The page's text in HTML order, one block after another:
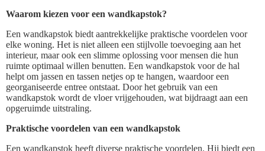
Waarom kiezen voor een wandkapstok?
Een wandkapstok biedt aantrekkelijke praktische voordelen voor
elke woning. Het is niet alleen een stijlvolle toevoeging aan het
interieur, maar ook een slimme oplossing voor mensen die hun
ruimte optimaal willen benutten. Een wandkapstok voor de hal
helpt om jassen en tassen netjes op te hangen, waardoor een
georganiseerde entree ontstaat. Door het gebruik van een
wandkapstok wordt de vloer vrijgehouden, wat bijdraagt aan een
opgeruimde uitstraling.
Praktische voordelen van een wandkapstok
Een wandkapstok heeft diverse praktische voordelen. Hij biedt een